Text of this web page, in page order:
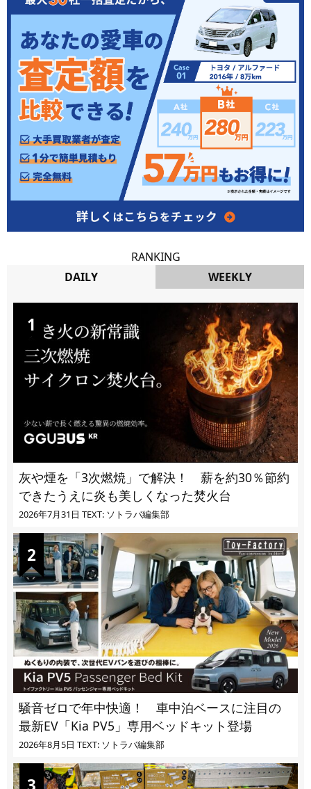
RANKING
DAILY
WEEKLY
灰や煙を「3次燃焼」で解決！ 薪を約30％節約
できたうえに炎も美しくなった焚火台
2026年7月31日 TEXT: ソトラバ編集部
騒音ゼロで年中快適！ 車中泊ベースに注目の
最新EV「Kia PV5」専用ベッドキット登場
2026年8月5日 TEXT: ソトラバ編集部